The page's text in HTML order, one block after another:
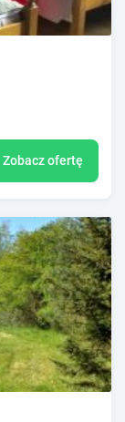
Zobacz ofertę